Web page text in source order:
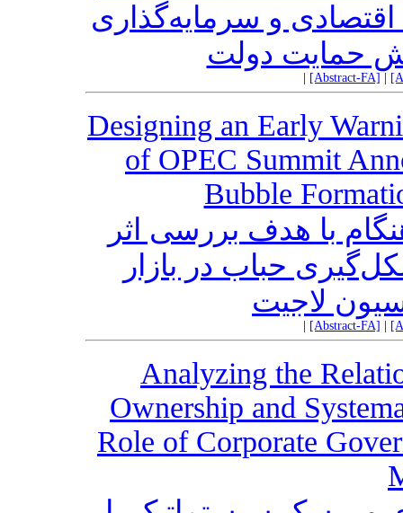
و سرمایه‌گذاری
حمایت دولت
[Abstract-FA]
Designing an Early
of OPEC Summit
Bubble
با هدف بررسی اثر
حباب در بازار
لاجیت
[Abstract-FA]
Analyzing the
Ownership and
Role of Corporate